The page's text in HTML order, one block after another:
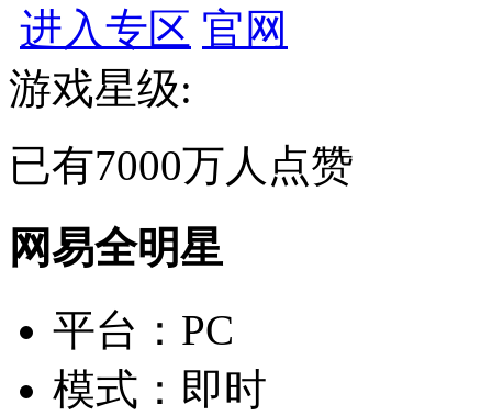
进入专区 官网
游戏星级:
已有7000万人点赞
网易全明星
平台： PC
模式： 即时